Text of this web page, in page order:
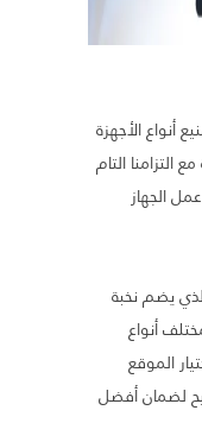
الأجهزة
التزامنا التام
الجهاز
يضم نخبة
أنواع
الموقع
لضمان أفضل